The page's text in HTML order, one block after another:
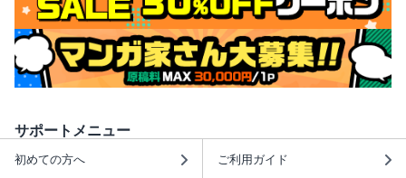
サポートメニュー
初めての方へ ご利用ガイド